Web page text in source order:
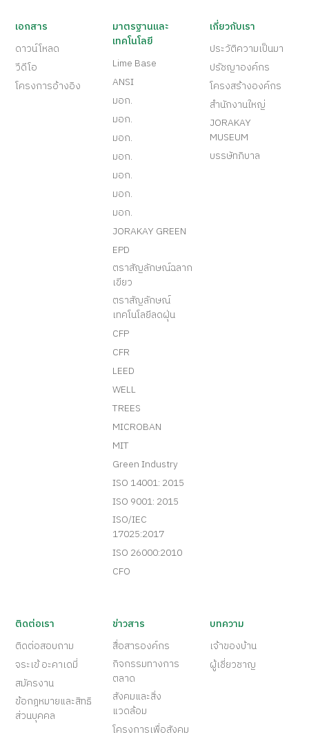
เอกสาร
ดาวน์โหลด
วีดีโอ
โครงการอ้างอิง
มาตรฐานและ
เทคโนโลยี
Lime Base
ANSI
มอก.
มอก.
มอก.
มอก.
มอก.
มอก.
มอก.
JORAKAY GREEN
EPD
ตราสัญลักษณ์ฉลาก
เขียว
ตราสัญลักษณ์
เทคโนโลยีลดฝุ่น
CFP
CFR
LEED
WELL
TREES
MICROBAN
MIT
Green Industry
ISO 14001: 2015
ISO 9001: 2015
ISO/IEC
17025:2017
ISO 26000:2010
CFO
เกี่ยวกับเรา
ประวัติความเป็นมา
ปรัชญาองค์กร
โครงสร้างองค์กร
สำนักงานใหญ่
JORAKAY
MUSEUM
บรรษัทภิบาล
ติดต่อเรา
ติดต่อสอบถาม
จระเข้ อะคาเดมี่
สมัครงาน
ข้อกฎหมายและสิทธิ
ส่วนบุคคล
ข่าวสาร
สื่อสารองค์กร
กิจกรรมทางการ
ตลาด
สังคมและสิ่ง
แวดล้อม
โครงการเพื่อสังคม
บทความ
เจ้าของบ้าน
ผู้เชี่ยวชาญ